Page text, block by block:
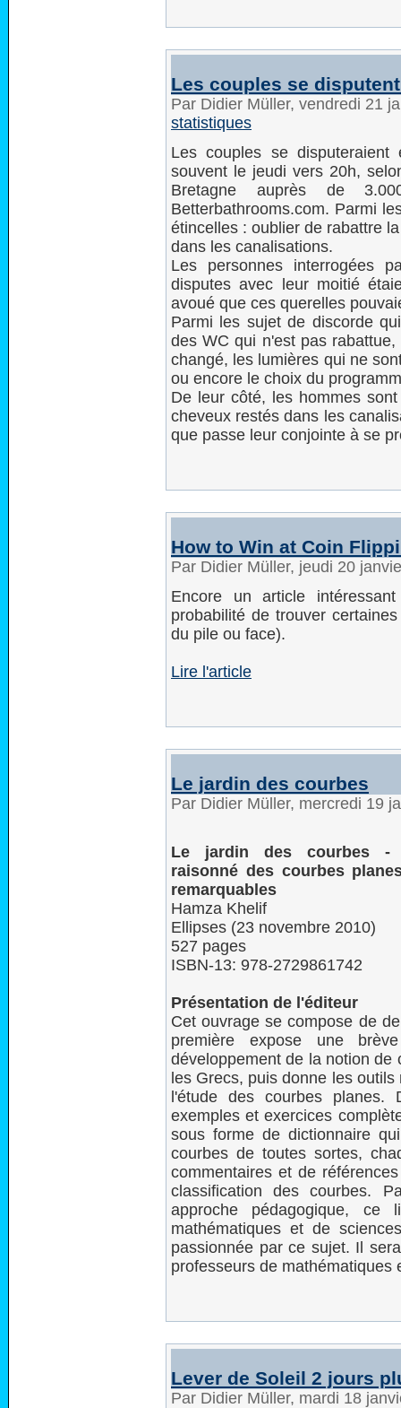
Les couples se
Par Didier Müller, vendredi 21
statistiques
Les couples se
souvent le jeudi vers 20h,
Bretagne auprès de
Betterbathrooms.com. Parmi
étincelles : oublier de rabattre
dans les canalisations.
Les personnes interrogées
disputes avec leur moitié
avoué que ces querelles
Parmi les sujet de discorde
des WC qui n'est pas
changé, les lumières qui ne
ou encore le choix du
De leur côté, les hommes
cheveux restés dans les
que passe leur conjointe à se
How to Win at Coin
Par Didier Müller, jeudi 20
Encore un article
probabilité de trouver
du pile ou face).
Lire l'article
Le jardin des courbes
Par Didier Müller, mercredi 19
Le jardin des courbes -
raisonné des courbes
remarquables
Hamza Khelif
Ellipses (23 novembre 2010)
527 pages
ISBN-13: 978-2729861742
Présentation de l'éditeur
Cet ouvrage se compose de
première expose une
développement de la notion de
les Grecs, puis donne les outils
l'étude des courbes planes.
exemples et exercices
sous forme de dictionnaire
courbes de toutes sortes,
commentaires et de
classification des courbes.
approche pédagogique, ce
mathématiques et de
passionnée par ce sujet. Il
professeurs de mathématiques
Lever de Soleil 2 jours
Par Didier Müller, mardi 18